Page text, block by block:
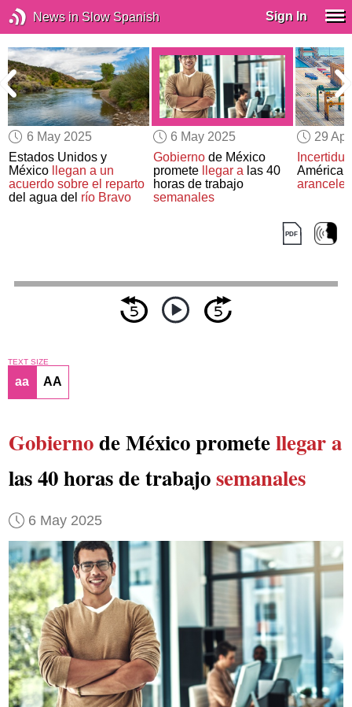
News in Slow Spanish Sign In
6 May 2025
Estados Unidos y
México
llegan a un
acuerdo sobre el reparto
del agua del río Bravo
6 May 2025
Gobiernode México
promete
llegar alas 40
horas de trabajo
semanales
29
América
aranceles
TEXT SIZE
aa AA
Gobiernode México prometellegar a
las 40 horas de trabajosemanales
6 May 2025